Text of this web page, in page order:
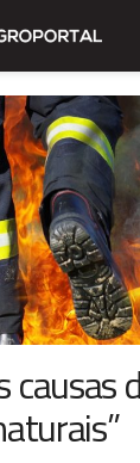
causas